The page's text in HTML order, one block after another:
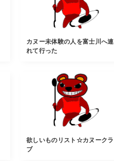
カヌー未体験の人を富士川へ連
れて行った
欲しいものリスト☆カヌークラ
ブ